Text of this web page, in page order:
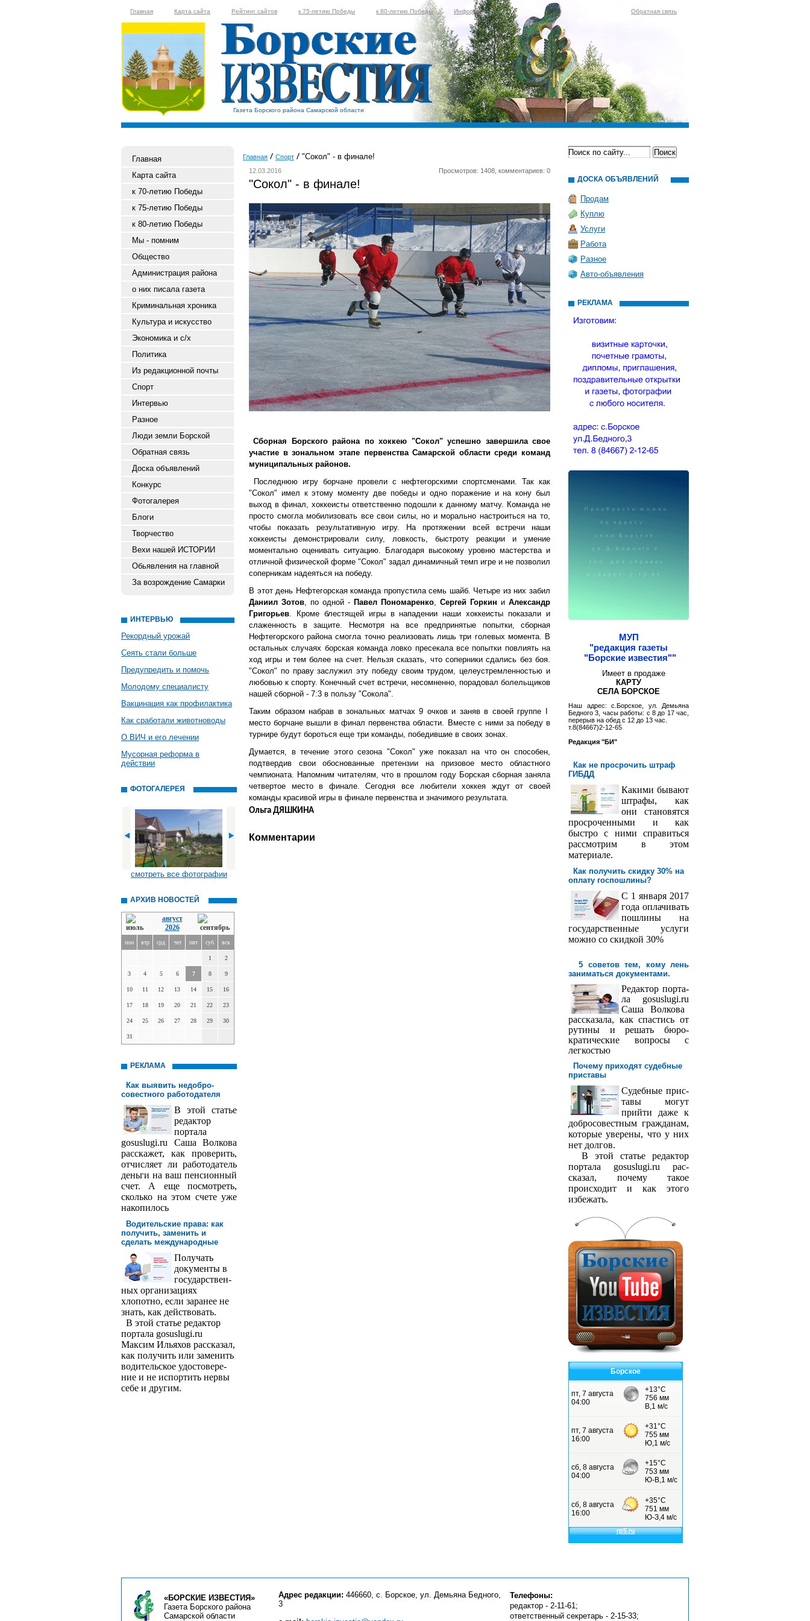
Главная Карта сайта Рейтинг сайтов к 75-летию Победы к 80-летию Победы Информер Обратная связь
Газета Борского района Самарской области
Главная
Карта сайта
к 70-летию Победы
к 75-летию Победы
к 80-летию Победы
Мы - помним
Общество
Администрация района
о них писала газета
Криминальная хроника
Культура и искусство
Экономика и с/х
Политика
Из редакционной почты
Спорт
Интервью
Разное
Люди земли Борской
Обратная связь
Доска объявлений
Конкурс
Фотогалерея
Блоги
Творчество
Вехи нашей ИСТОРИИ
Обьявления на главной
За возрождение Самарки
ИНТЕРВЬЮ
Рекордный урожай
Сеять стали больше
Предупредить и помочь
Молодому специалисту
Вакцинация как профилактика
Как сработали животноводы
О ВИЧ и его лечении
Мусорная реформа в
действии
ФОТОГАЛЕРЕЯ
смотреть все фотографии
АРХИВ НОВОСТЕЙ
август
2026
пон втр срд чет пят суб вск
1 2
3 4 5 6 7 8 9
10 11 12 13 14 15 16
17 18 19 20 21 22 23
24 25 26 27 28 29 30
31
РЕКЛАМА
Как выявить недобро­
совестного работодателя
В этой статье
редактор
порта­ла
gosuslugi.ru Саша Волкова
расскажет, как проверить,
отчисляет ли работодатель
деньги на ваш пенсионный
счет. А еще посмотреть,
сколько на этом счете уже
накопилось
Водительские права: как
получить, заменить и
сделать международ­ные
Получать
доку­менты в
государствен­
ных организациях
хлопотно, если заранее не
знать, как действовать.
В этой статье редактор
портала gosuslugi.ru
Максим Ильяхов рассказал,
как получить или заменить
водительское удостовере­
ние и не испортить нервы
себе и другим.
Главная Спорт "Сокол" - в финале!
12.03.2016 Просмотров: 1408, комментариев: 0
"Сокол" - в финале!
Сборная Борского района по хоккею "Сокол" успешно завершила свое
участие в зональном этапе первенства Самарской области среди команд
муниципальных районов.
Последнюю игру борчане провели с нефтегорскими спортсменами. Так как
"Сокол" имел к этому моменту две победы и одно поражение и на кону был
выход в финал, хоккеисты ответственно подошли к данному матчу. Команда не
просто смогла мобилизовать все свои силы, но и морально настроиться на то,
чтобы показать результативную игру. На протяжении всей встречи наши
хоккеисты демонстрировали силу, ловкость, быстроту реакции и умение
моментально оценивать ситуацию. Благодаря высокому уровню мастерства и
отличной физической форме "Сокол" задал динамичный темп игре и не позволил
соперникам надеяться на победу.
В этот день Нефтегорская команда пропустила семь шайб. Четыре из них забил
Даниил Зотов, по одной - Павел Пономаренко, Сергей Горкин и Александр
Григорьев. Кроме блестящей игры в нападении наши хоккеисты показали и
слаженность в защите. Несмотря на все предпринятые попытки, сборная
Нефтегорского района смогла точно реализовать лишь три голевых момента. В
остальных случаях борская команда ловко пресекала все попытки повлиять на
ход игры и тем более на счет. Нельзя сказать, что соперники сдались без боя.
"Сокол" по праву заслужил эту победу своим трудом, целеустремленностью и
любовью к спорту. Конечный счет встречи, несомненно, порадовал болельщиков
нашей сборной - 7:3 в пользу "Сокола".
Таким образом набрав в зональных матчах 9 очков и заняв в своей группе I
место борчане вышли в финал первенства области. Вместе с ними за победу в
турнире будут бороться еще три команды, победившие в своих зонах.
Думается, в течение этого сезона "Сокол" уже показал на что он способен,
подтвердив свои обоснованные претензии на призовое место областного
чемпионата. Напомним читателям, что в прошлом году Борская сборная заняла
четвертое место в финале. Сегодня все любители хоккея ждут от своей
команды красивой игры в финале первенства и значимого результата.
Ольга ДЯШКИНА
Комментарии
ДОСКА ОБЪЯВЛЕНИЙ
Продам
Куплю
Услуги
Работа
Разное
Авто-объявления
РЕКЛАМА
МУП
"редакция газеты
"Борские известия""
Имеет в продаже
КАРТУ
СЕЛА БОРСКОЕ
Наш адрес: с.Борское, ул. Демьяна
Бедного 3, часы работы: с 8 до 17 час,
перерыв на обед с 12 до 13 час.
т.8(84667)2-12-65
Редакция "БИ"
Как не просрочить штраф
ГИБДД
Какими бывают
штрафы, как
они становятся
просроченными и как
быстро с ними справиться
рассмотрим в этом
материале.
Как получить скидку 30% на
оплату госпош­лины?
С 1 января 2017
года оплачивать
пошлины на
государственные услуги
можно со скидкой 30%
5 советов тем, кому лень
заниматься документами.
Редактор порта­
ла gosuslugi.ru
Саша Волкова
рассказала, как спастись от
рутины и решать бюро­
кратические вопросы с
легкостью
Почему приходят судебные
приставы
Судебные прис­
тавы могут
прийти даже к
добросовестным гражданам,
которые уверены, что у них
нет долгов.
В этой статье редактор
портала gosuslugi.ru рас­
сказал, почему такое
происходит и как этого
избежать.
Борское
«БОРСКИЕ ИЗВЕСТИЯ»
Газета Борского района
Самарской области
Адрес редакции: 446660, с. Борское, ул. Демьяна Бедного,
3
Телефоны:
редактор - 2-11-61;
ответственный секретарь - 2-15-33;